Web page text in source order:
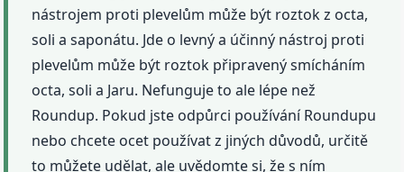
nástrojem proti plevelům může být roztok z octa,
soli a saponátu. Jde o levný a účinný nástroj proti
plevelům může být roztok připravený smícháním
octa, soli a Jaru. Nefunguje to ale lépe než
Roundup. Pokud jste odpůrci používání Roundupu
nebo chcete ocet používat z jiných důvodů, určitě
to můžete udělat, ale uvědomte si, že s ním